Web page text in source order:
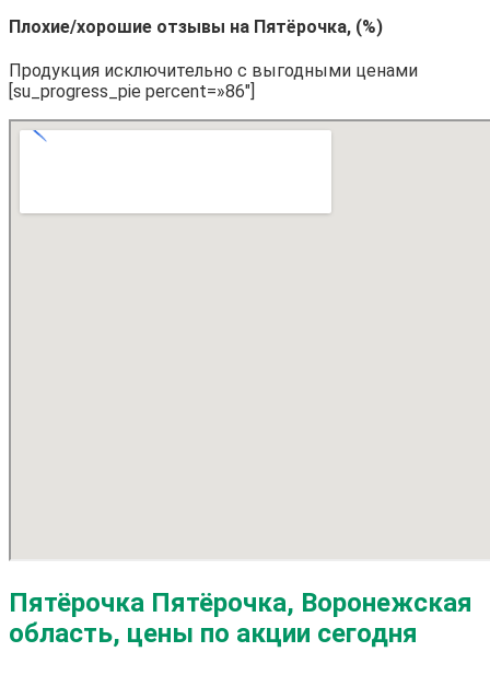
Плохие/хорошие отзывы на Пятёрочка, (%)
Продукция исключительно с выгодными ценами
[su_progress_pie percent=»86″]
Пятёрочка Пятёрочка, Воронежская
область, цены по акции сегодня